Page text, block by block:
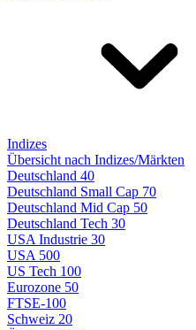
Indizes
Übersicht nach Indizes/Märkten
Deutschland 40
Deutschland Small Cap 70
Deutschland Mid Cap 50
Deutschland Tech 30
USA Industrie 30
USA 500
US Tech 100
Eurozone 50
FTSE-100
Schweiz 20